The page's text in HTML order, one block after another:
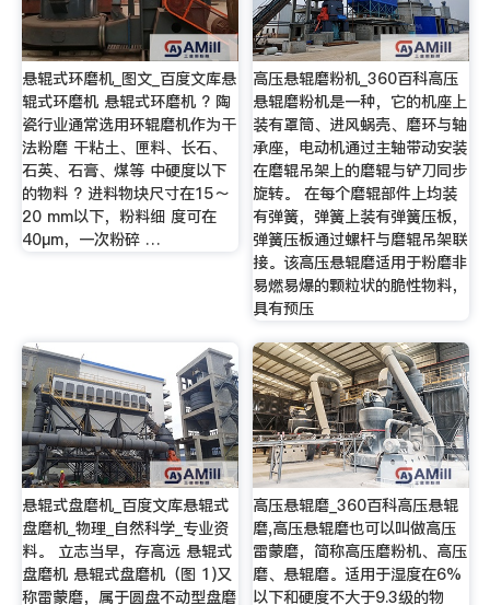
悬辊式环磨机_图文_百度文库悬
辊式环磨机 悬辊式环磨机 ? 陶
瓷行业通常选用环辊磨机作为干
法粉磨 干粘土、匣料、长石、
石英、石膏、煤等 中硬度以下
的物料 ? 进料物块尺寸在15～
20 mm以下，粉料细 度可在
40μm，一次粉碎 …
高压悬辊磨粉机_360百科高压
悬辊磨粉机是一种，它的机座上
装有罩筒、进风蜗壳、磨环与轴
承座，电动机通过主轴带动安装
在磨辊吊架上的磨辊与铲刀同步
旋转。 在每个磨辊部件上均装
有弹簧，弹簧上装有弹簧压板，
弹簧压板通过螺杆与磨辊吊架联
接。该高压悬辊磨适用于粉磨非
易燃易爆的颗粒状的脆性物料，
具有预压
悬辊式盘磨机_百度文库悬辊式
盘磨机_物理_自然科学_专业资
料。 立志当早，存高远 悬辊式
盘磨机 悬辊式盘磨机（图 1)又
称雷蒙磨，属于圆盘不动型盘磨
高压悬辊磨_360百科高压悬辊
磨,高压悬辊磨也可以叫做高压
雷蒙磨，简称高压磨粉机、高压
磨、悬辊磨。适用于湿度在6%
以下和硬度不大于9.3级的物